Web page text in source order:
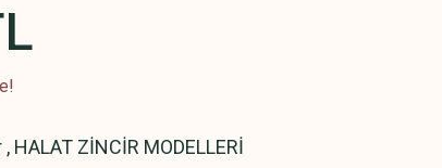
, HALAT ZİNCİR MODELLERİ